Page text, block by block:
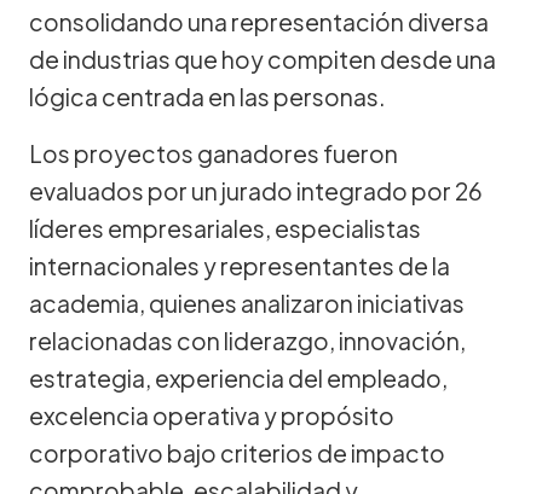
consolidando una representación diversa
de industrias que hoy compiten desde una
lógica centrada en las personas.
Los proyectos ganadores fueron
evaluados por un jurado integrado por 26
líderes empresariales, especialistas
internacionales y representantes de la
academia, quienes analizaron iniciativas
relacionadas con liderazgo, innovación,
estrategia, experiencia del empleado,
excelencia operativa y propósito
corporativo bajo criterios de impacto